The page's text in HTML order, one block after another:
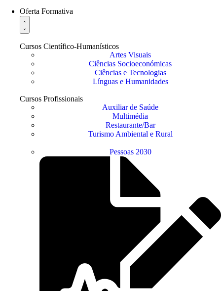
Oferta Formativa
Cursos Científico-Humanísticos
Artes Visuais
Ciências Socioeconómicas
Ciências e Tecnologias
Línguas e Humanidades
Cursos Profissionais
Auxiliar de Saúde
Multimédia
Restaurante/Bar
Turismo Ambiental e Rural
Pessoas 2030